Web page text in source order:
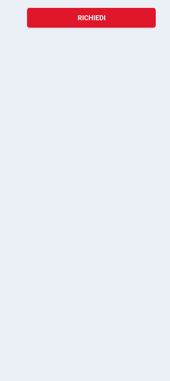
RICHIEDI